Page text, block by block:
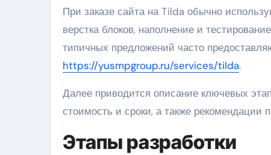
При заказе сайта на Tilda обычно используют поэтапный подход: постановка задачи, дизайн,
верстка блоков, наполнение и
типичных предложений часто
https://yusmpgroup.ru/services/tilda.
Далее приводится описание ключевых
стоимость и сроки, а также рекомендации
Этапы разработки